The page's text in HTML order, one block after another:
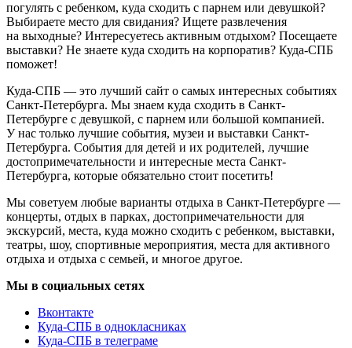
погулять с ребенком, куда сходить с парнем или девушкой?
Выбираете место для свидания? Ищете развлечения
на выходные? Интересуетесь активным отдыхом? Посещаете
выставки? Не знаете куда сходить на корпоратив? Куда-СПБ
поможет!
Куда-СПБ — это лучший сайт о самых интересных событиях
Санкт-Петербурга. Мы знаем куда сходить в Санкт-
Петербурге с девушкой, с парнем или большой компанией.
У нас только лучшие события, музеи и выставки Санкт-
Петербурга. События для детей и их родителей, лучшие
достопримечательности и интересные места Санкт-
Петербурга, которые обязательно стоит посетить!
Мы советуем любые варианты отдыха в Санкт-Петербурге —
концерты, отдых в парках, достопримечательности для
экскурсий, места, куда можно сходить с ребенком, выставки,
театры, шоу, спортивные мероприятия, места для активного
отдыха и отдыха с семьей, и многое другое.
Мы в социальных сетях
Вконтакте
Куда-СПБ в однокласниках
Куда-СПБ в телеграме